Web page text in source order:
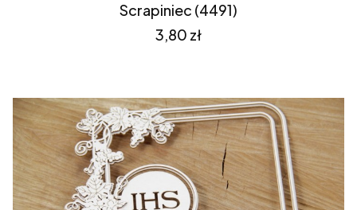
Scrapiniec (4491)
Cena
3,80 zł